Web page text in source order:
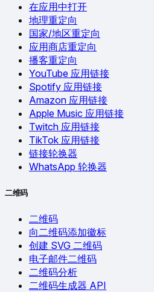
在应用中打开
地理重定向
国家/地区重定向
应用商店重定向
播客重定向
YouTube 应用链接
Spotify 应用链接
Amazon 应用链接
Apple Music 应用链接
Twitch 应用链接
TikTok 应用链接
链接轮换器
WhatsApp 轮换器
二维码
二维码
向二维码添加徽标
创建 SVG 二维码
电子邮件二维码
二维码分析
二维码生成器 API